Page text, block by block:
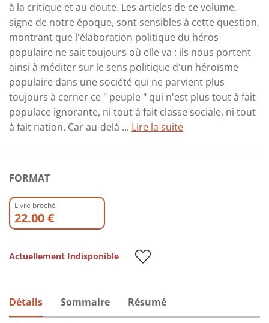
à la critique et au doute. Les articles de ce volume,
signe de notre époque, sont sensibles à cette question,
montrant que l'élaboration politique du héros
populaire ne sait toujours où elle va : ils nous portent
ainsi à méditer sur le sens politique d'un héroïsme
populaire dans une société qui ne parvient plus
toujours à cerner ce " peuple " qui n'est plus tout à fait
populace ignorante, ni tout à fait classe sociale, ni tout
à fait nation. Car au-delà ... Lire la suite
FORMAT
Livre broché
22.00 €
Actuellement Indisponible
Détails Sommaire Résumé